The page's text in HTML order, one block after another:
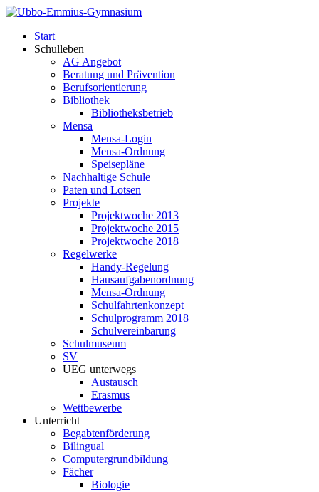
Start
Schulleben
AG Angebot
Beratung und Prävention
Berufsorientierung
Bibliothek
Bibliotheksbetrieb
Mensa
Mensa-Login
Mensa-Ordnung
Speisepläne
Nachhaltige Schule
Paten und Lotsen
Projekte
Projektwoche 2013
Projektwoche 2015
Projektwoche 2018
Regelwerke
Handy-Regelung
Hausaufgabenordnung
Mensa-Ordnung
Schulfahrtenkonzept
Schulprogramm 2018
Schulvereinbarung
Schulmuseum
SV
UEG unterwegs
Austausch
Erasmus
Wettbewerbe
Unterricht
Begabtenförderung
Bilingual
Computergrundbildung
Fächer
Biologie